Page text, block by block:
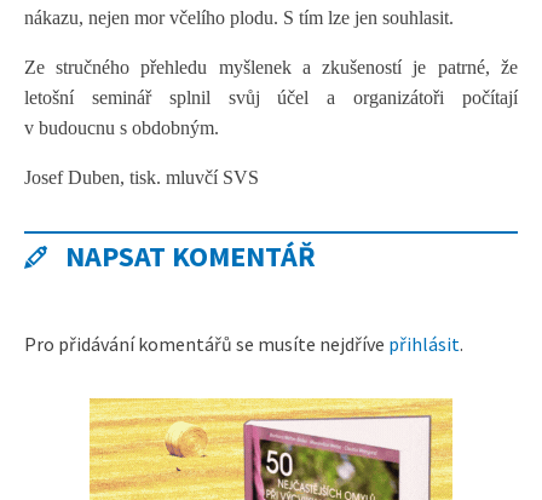
nákazu, nejen mor včelího plodu. S tím lze jen souhlasit.
Ze stručného přehledu myšlenek a zkušeností je patrné, že
letošní seminář splnil svůj účel a organizátoři počítají
v budoucnu s obdobným.
Josef Duben, tisk. mluvčí SVS
NAPSAT KOMENTÁŘ
Pro přidávání komentářů se musíte nejdříve přihlásit.